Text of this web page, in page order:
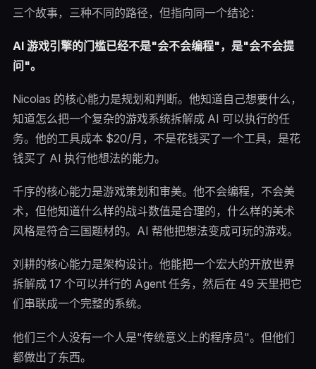
三个故事，三种不同的路径，但指向同一个结论：
AI 游戏引擎的门槛已经不是"会不会编程"，是"会不会提
问"。
Nicolas 的核心能力是规划和判断。他知道自己想要什么，
知道怎么把一个复杂的游戏系统拆解成 AI 可以执行的任
务。他的工具成本 $20/月，不是花钱买了一个工具，是花
钱买了 AI 执行他想法的能力。
千序的核心能力是游戏策划和审美。他不会编程，不会美
术，但他知道什么样的战斗数值是合理的，什么样的美术
风格是符合三国题材的。AI 帮他把想法变成可玩的游戏。
刘耕的核心能力是架构设计。他能把一个宏大的开放世界
拆解成 17 个可以并行的 Agent 任务，然后在 49 天里把它
们串联成一个完整的系统。
他们三个人没有一个人是"传统意义上的程序员"。但他们
都做出了东西。